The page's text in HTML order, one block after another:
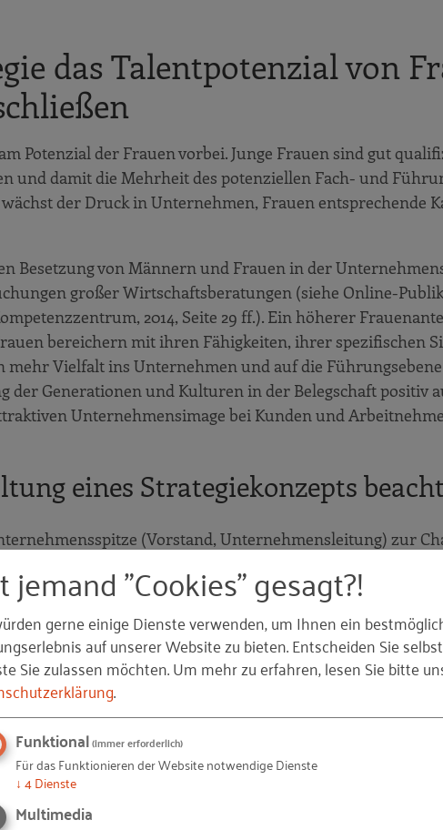
das Talentpotenzial von
Potenzial der Frauen vorbei. Junge Frauen sind gut
und damit die Mehrheit des potenziellen Fach- und
der Druck in Unternehmen, Frauen entsprechende
Besetzung von Männern und Frauen in der
großer Wirtschaftsberatungen (siehe Online-
2014, Seite 29 ff.). Ein höherer
bereichern mit ihren Fähigkeiten, ihrer spezifischen
Vielfalt ins Unternehmen und auf die
der Generationen und Kulturen in der Belegschaft
Unternehmensimage bei Kunden und
eines Strategiekonzepts
(Vorstand, Unternehmensleitung) zur
in die Unternehmensphilosophie.
Ihres Frauenanteils und zur Karriereentwicklung von
und decken Sie den künftigen Personalbedarf im
die mit dem Ausbau einer chancengleichen
"Mehr Frauen in Führungspositionen – Die
jemand "Cookies" gesagt?!
gerne einige Dienste verwenden, um Ihnen ein
auf unserer Website zu bieten. Entscheiden Sie
Sie zulassen möchten.Um mehr zu erfahren, lesen Sie bitte
.
Funktional(immer erforderlich)
Für das Funktionieren der Website notwendige Dienste
↓ 4Dienste
Multimedia